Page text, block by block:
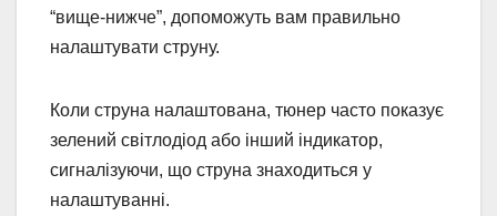
“вище-нижче”, допоможуть вам правильно
налаштувати струну.
Коли струна налаштована, тюнер часто показує
зелений світлодіод або інший індикатор,
сигналізуючи, що струна знаходиться у
налаштуванні.